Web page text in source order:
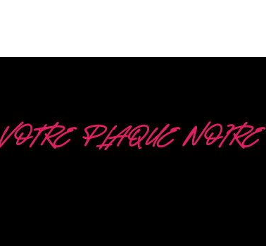
PLAQUE
développement, de la conception et de la
innovante ‘PowerLEDs™’, vous avez